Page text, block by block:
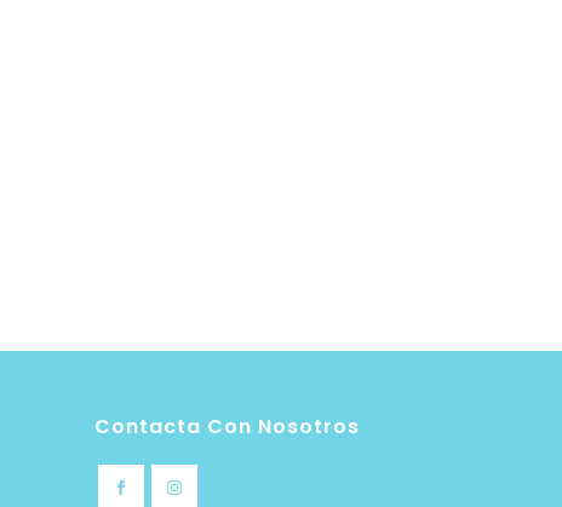
Contacta Con Nosotros